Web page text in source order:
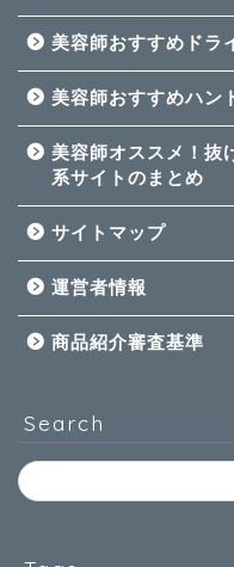
美容師おすすめドラ
美容師おすすめハン
美容師オススメ！抜
系サイトのまとめ
サイトマップ
運営者情報
商品紹介審査基準
Search